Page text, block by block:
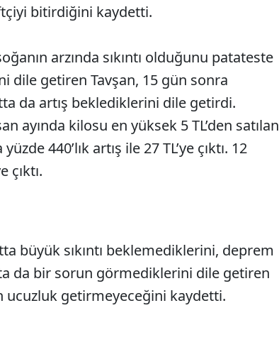
bitirdiğini kaydetti.
arzında sıkıntı olduğunu patateste
dile getiren Tavşan, 15 gün sonra
da artış beklediklerini dile getirdi.
ayında kilosu en yüksek 5 TL’den satılan
440’lık artış ile 27 TL’ye çıktı. 12
çıktı.
büyük sıkıntı beklemediklerini, deprem
da bir sorun görmediklerini dile getiren
ucuzluk getirmeyeceğini kaydetti.